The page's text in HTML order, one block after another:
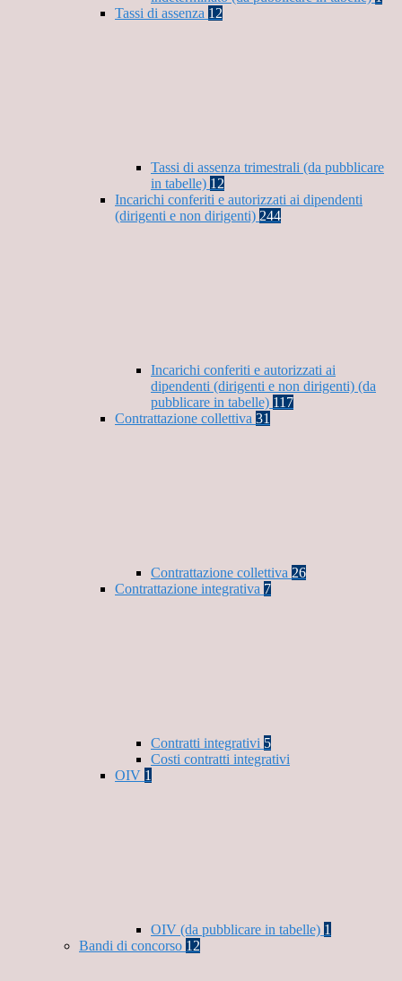
Tassi di assenza 12
Tassi di assenza trimestrali (da pubblicare
in tabelle) 12
Incarichi conferiti e autorizzati ai dipendenti
(dirigenti e non dirigenti) 244
Incarichi conferiti e autorizzati ai
dipendenti (dirigenti e non dirigenti) (da
pubblicare in tabelle) 117
Contrattazione collettiva 31
Contrattazione collettiva 26
Contrattazione integrativa 7
Contratti integrativi 5
Costi contratti integrativi
OIV 1
OIV (da pubblicare in tabelle) 1
Bandi di concorso 12